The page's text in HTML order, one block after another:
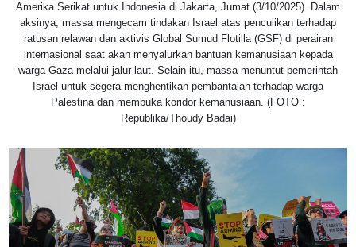
Amerika Serikat untuk Indonesia di Jakarta, Jumat (3/10/2025). Dalam
aksinya, massa mengecam tindakan Israel atas penculikan terhadap
ratusan relawan dan aktivis Global Sumud Flotilla (GSF) di perairan
internasional saat akan menyalurkan bantuan kemanusiaan kepada
warga Gaza melalui jalur laut. Selain itu, massa menuntut pemerintah
Israel untuk segera menghentikan pembantaian terhadap warga
Palestina dan membuka koridor kemanusiaan. (FOTO :
Republika/Thoudy Badai)